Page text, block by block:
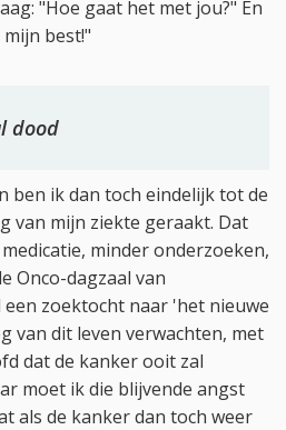
"Hoe gaat het met jou?" En
best!"
dood
ben ik dan toch eindelijk tot de
van mijn ziekte geraakt. Dat
minder onderzoeken,
Onco-dagzaal van
zoektocht naar 'het nieuwe
van dit leven verwachten, met
dat de kanker ooit zal
moet ik die blijvende angst
als de kanker dan toch weer